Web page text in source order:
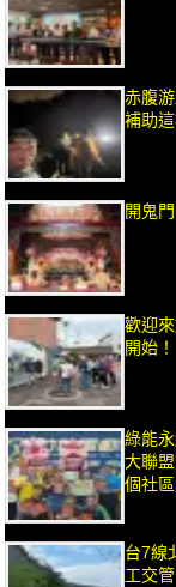
赤腹
補助
開鬼
歡迎
開始！
綠能
大聯
個社
台7線
工交管